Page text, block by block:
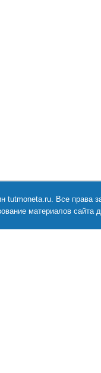
tutmoneta.ru. Все права
материалов сайта